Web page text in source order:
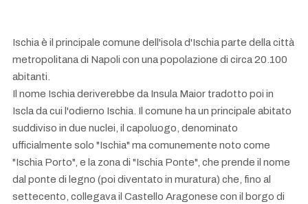
Ischia è il principale comune dell'isola d'Ischia parte della città
metropolitana di Napoli con una popolazione di circa 20.100
abitanti.
Il nome Ischia deriverebbe da Insula Maior tradotto poi in
Iscla da cui l'odierno Ischia. Il comune ha un principale abitato
suddiviso in due nuclei, il capoluogo, denominato
ufficialmente solo "Ischia" ma comunemente noto come
"Ischia Porto", e la zona di "Ischia Ponte", che prende il nome
dal ponte di legno (poi diventato in muratura) che, fino al
settecento, collegava il Castello Aragonese con il borgo di